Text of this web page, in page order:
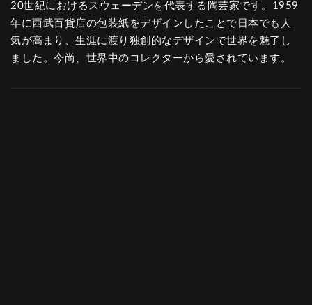
20世紀におけるスウェーデンを代表する陶芸家です。1959
年に西武百貨店の包装紙をデザインしたことで日本でも人
気が高まり、生涯に渡り独創的なデザインで世界を魅了し
ました。今尚、世界中のコレクターから愛されています。